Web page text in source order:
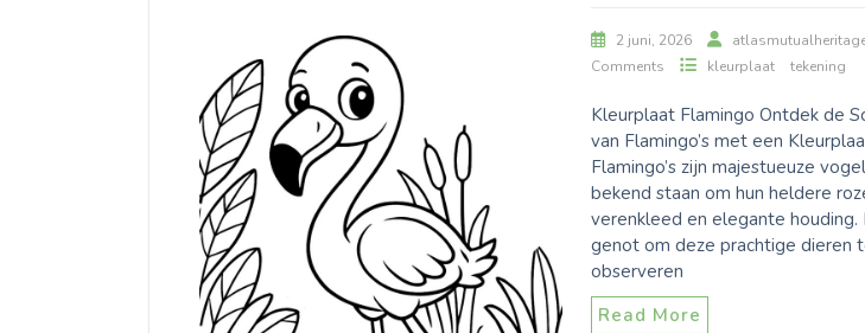
2 juni, 2026
Comments
kleurplaat tekening
Kleurplaat Flamingo Ontdek de
van Flamingo’s met een
Flamingo’s zijn majestueuze
bekend staan om hun heldere
verenkleed en elegante houding.
genot om deze prachtige dieren
observeren
Read More